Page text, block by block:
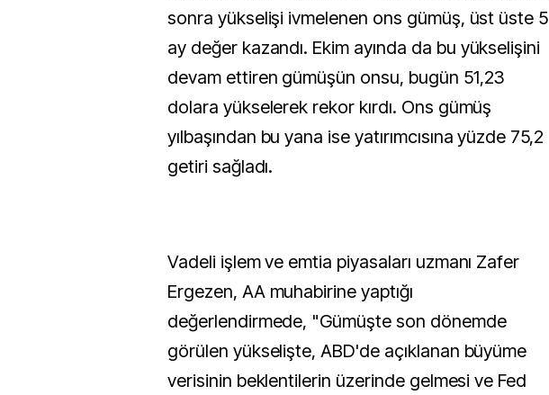
sonra yükselişi ivmelenen ons gümüş, üst üste 5
ay değer kazandı. Ekim ayında da bu yükselişini
devam ettiren gümüşün onsu, bugün 51,23
dolara yükselerek rekor kırdı. Ons gümüş
yılbaşından bu yana ise yatırımcısına yüzde 75,2
getiri sağladı.
Vadeli işlem ve emtia piyasaları uzmanı Zafer
Ergezen, AA muhabirine yaptığı
değerlendirmede, "Gümüşte son dönemde
görülen yükselişte, ABD'de açıklanan büyüme
verisinin beklentilerin üzerinde gelmesi ve Fed